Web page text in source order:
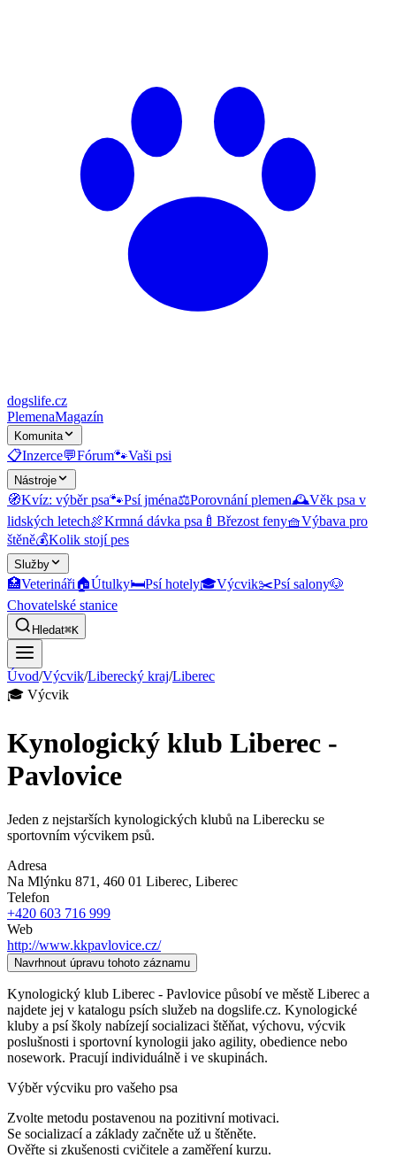
dogslife.cz
PlemenaMagazín
Komunita
📋Inzerce💬Fórum🐾Vaši psi
Nástroje
🧭Kvíz: výběr psa🐾Psí jména⚖️Porovnání plemen🕰️Věk psa v
lidských letech🍖Krmná dávka psa 🍼 Březost feny🧺Výbava pro
štěně💰Kolik stojí pes
Služby
🏥Veterináři🏠Útulky🛏️Psí hotely🎓Výcvik✂️Psí salony🐶
Chovatelské stanice
Hledat⌘K
Úvod/Výcvik/Liberecký kraj/Liberec
🎓 Výcvik
Kynologický klub Liberec -
Pavlovice
Jeden z nejstarších kynologických klubů na Liberecku se
sportovním výcvikem psů.
Adresa
Na Mlýnku 871, 460 01 Liberec, Liberec
Telefon
+420 603 716 999
Web
http://www.kkpavlovice.cz/
Navrhnout úpravu tohoto záznamu
Kynologický klub Liberec - Pavlovice působí ve městě Liberec a
najdete jej v katalogu psích služeb na dogslife.cz. Kynologické
kluby a psí školy nabízejí socializaci štěňat, výchovu, výcvik
poslušnosti i sportovní kynologii jako agility, obedience nebo
nosework. Pracují individuálně i ve skupinách.
Výběr výcviku pro vašeho psa
Zvolte metodu postavenou na pozitivní motivaci.
Se socializací a základy začněte už u štěněte.
Ověřte si zkušenosti cvičitele a zaměření kurzu.